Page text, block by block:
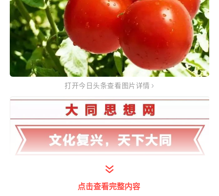
打开今日头条查看图片详情
点击查看完整内容